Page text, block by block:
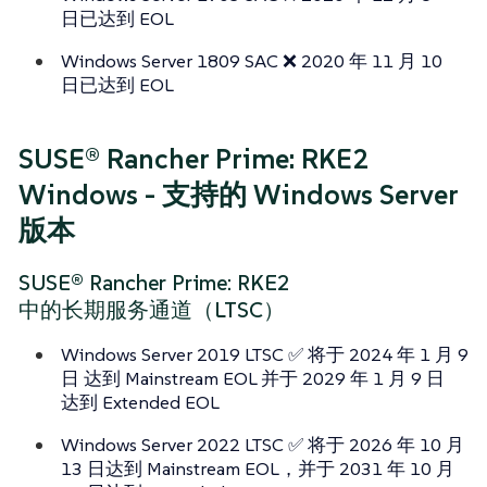
日已达到 EOL
Windows Server 1809 SAC ❌ 2020 年 11 月 10
日已达到 EOL
SUSE® Rancher Prime: RKE2
Windows - 支持的 Windows Server
版本
SUSE® Rancher Prime: RKE2
中的长期服务通道（LTSC）
Windows Server 2019 LTSC ✅ 将于 2024 年 1 月 9
日 达到 Mainstream EOL 并于 2029 年 1 月 9 日
达到 Extended EOL
Windows Server 2022 LTSC ✅ 将于 2026 年 10 月
13 日达到 Mainstream EOL，并于 2031 年 10 月